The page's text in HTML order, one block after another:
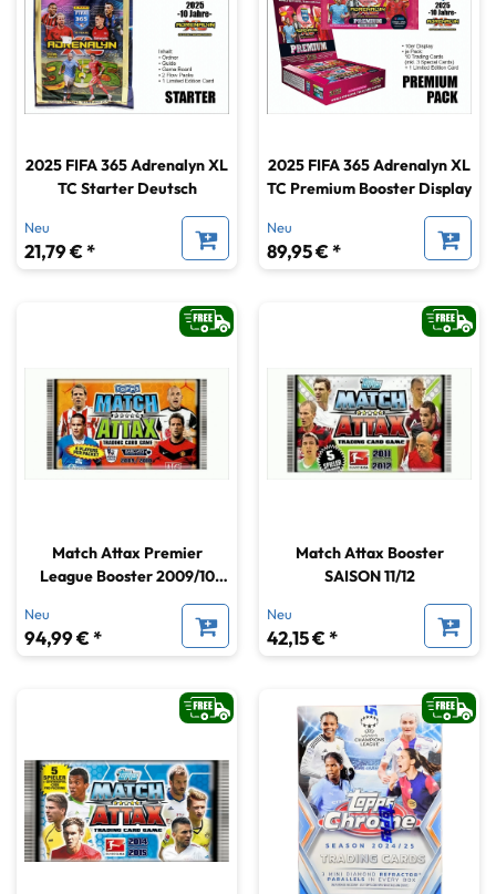
2025 FIFA 365 Adrenalyn XL
TC Starter Deutsch
Neu
21,79 € *
2025 FIFA 365 Adrenalyn XL
TC Premium Booster Display
Neu
89,95 € *
Match Attax Premier
League Booster 2009/10
Neu
94,99 € *
Match Attax Booster
SAISON 11/12
Neu
42,15 € *